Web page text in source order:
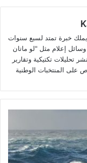
خبرة تمتد لسبع سنوات
إعلام مثل "لو ماتان
تكتيكية وتقارير
immense
aquifère
d'eau